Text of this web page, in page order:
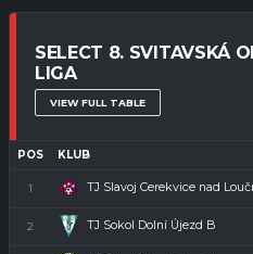
SELECT 8. SVITAVSKÁ
LIGA
VIEW FULL TABLE
POS KLUB
1 TJ Slavoj Cerekvice nad
2 TJ Sokol Dolní Újezd B